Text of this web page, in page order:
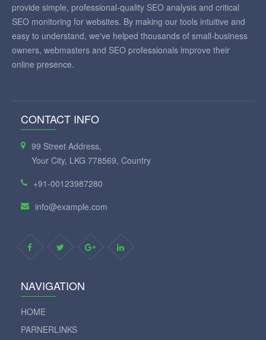
provide simple, professional-quality SEO analysis and critical
SEO monitoring for websites. By making our tools intuitive and
easy to understand, we've helped thousands of small-business
owners, webmasters and SEO professionals improve their
online presence.
CONTACT INFO
99 Street Address,
Your City, LKG 778569, Country
+91-00123987280
info@example.com
NAVIGATION
HOME
PARNERLINKS